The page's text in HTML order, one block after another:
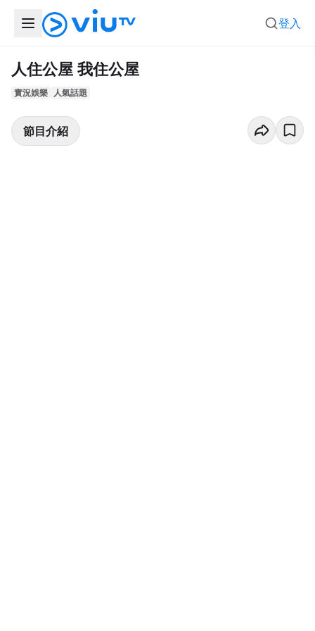
登入
人住公屋 我住公屋
實況娛樂 人氣話題
節目介紹